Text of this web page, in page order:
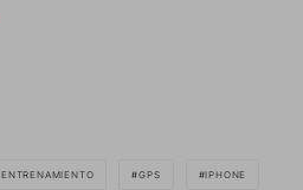
ENTRENAMIENTO GPS IPHONE